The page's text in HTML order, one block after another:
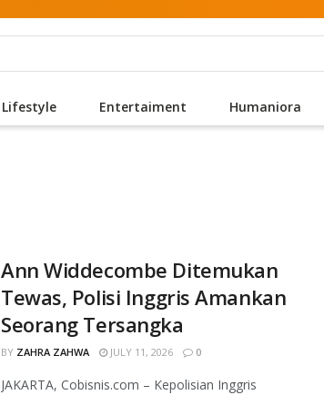
Lifestyle Entertaiment Humaniora
Ann Widdecombe Ditemukan
Tewas, Polisi Inggris Amankan
Seorang Tersangka
BY ZAHRA ZAHWA JULY 11, 2026 0
JAKARTA, Cobisnis.com – Kepolisian Inggris